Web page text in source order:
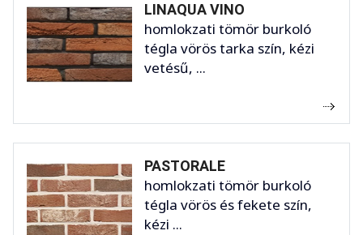
LINAQUA VINO
homlokzati tömör burkoló
tégla vörös tarka szín, kézi
vetésű, ...
PASTORALE
homlokzati tömör burkoló
tégla vörös és fekete szín,
kézi ...